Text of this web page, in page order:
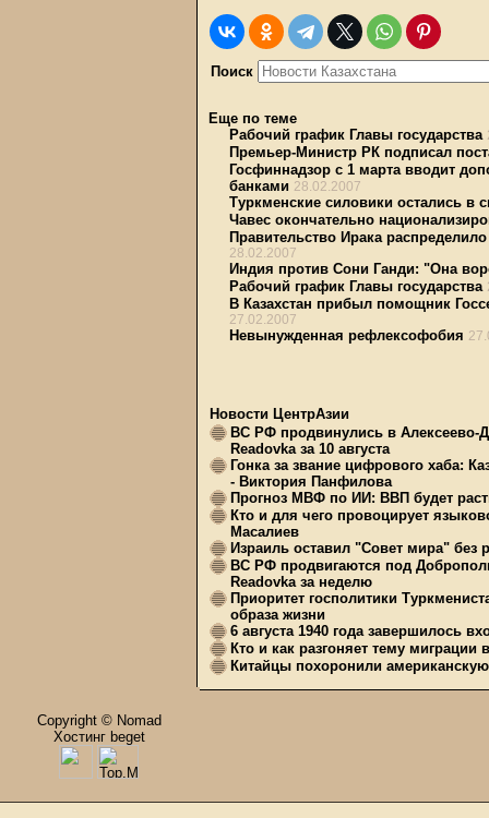
Поиск
Еще по теме
Рабочий график Главы государства
Премьер-Министр РК подписал
Госфиннадзор с 1 марта вводит
банками 28.02.2007
Туркменские силовики остались в
Чавес окончательно
Правительство Ирака
28.02.2007
Индия против Сони Ганди: "Она
Рабочий график Главы государства
В Казахстан прибыл помощник
27.02.2007
Невынужденная рефлексофобия
Новости ЦентрАзии
ВС РФ продвинулись в Алексеево-
Readovka за 10 августа
Гонка за звание цифрового хаба:
- Виктория Панфилова
Прогноз МВФ по ИИ: ВВП будет
Кто и для чего провоцирует
Масалиев
Израиль оставил "Совет мира" без
ВС РФ продвигаются под
Readovka за неделю
Приоритет госполитики
образа жизни
6 августа 1940 года завершилось
Кто и как разгоняет тему миграции
Китайцы похоронили
Copyright © Nomad
Хостинг beget